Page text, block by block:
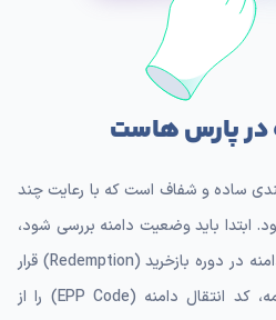
در پارس هاست
ساده و شفاف است که با رعایت چند
ابتدا باید وضعیت دامنه بررسی شود،
سپس اطمینان حاصل کنید که دامنه در دوره بازخرید (Redemption) قرار
ندارد و قفل نشده‌است. در ادامه، کد انتقال دامنه (EPP Code) را از